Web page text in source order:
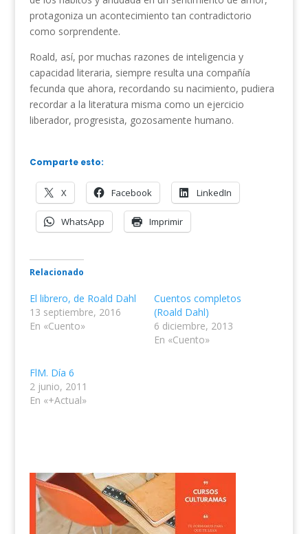
protagoniza un acontecimiento tan contradictorio
como sorprendente.
Roald, así, por muchas razones de inteligencia y
capacidad literaria, siempre resulta una compañía
fecunda que ahora, recordando su nacimiento, pudiera
recordar a la literatura misma como un ejercicio
liberador, progresista, gozosamente humano.
Comparte esto:
X Facebook LinkedIn
WhatsApp Imprimir
Relacionado
El librero, de Roald Dahl
13 septiembre, 2016
En «Cuento»
Cuentos completos
(Roald Dahl)
6 diciembre, 2013
En «Cuento»
FlM. Día 6
2 junio, 2011
En «+Actual»